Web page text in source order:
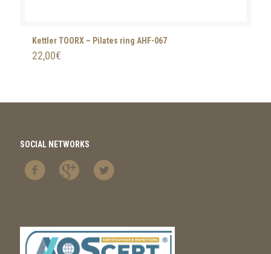
Kettler TOORX – Pilates ring AHF-067
22,00€
SOCIAL NETWORKS